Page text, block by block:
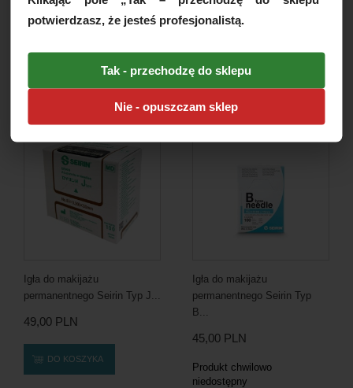
45,00 PLN
DO KOSZYKA
Igła do makijażu
permanentnego Seirin Typ J...
49,00 PLN
DO KOSZYKA
Igła do makijażu
permanentnego Seirin Typ
B...
45,00 PLN
Produkt chwilowo
niedostępny
potwierdzasz, że jesteś profesjonalistą.
Tak - przechodzę do sklepu
Nie - opuszczam sklep